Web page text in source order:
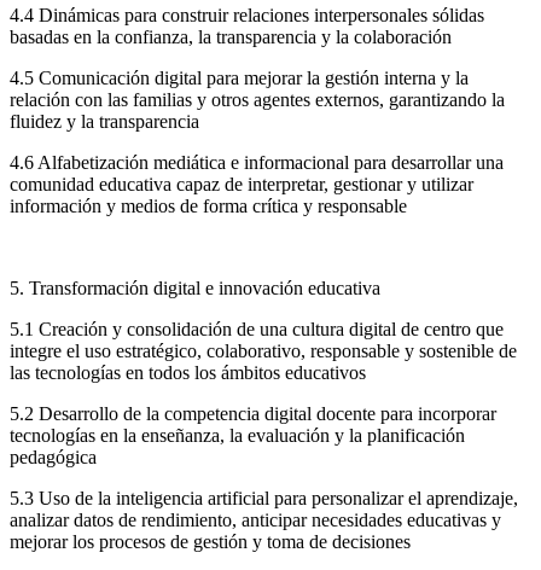
4.4 Dinámicas para construir relaciones interpersonales sólidas
basadas en la confianza, la transparencia y la colaboración
4.5 Comunicación digital para mejorar la gestión interna y la
relación con las familias y otros agentes externos, garantizando la
fluidez y la transparencia
4.6 Alfabetización mediática e informacional para desarrollar una
comunidad educativa capaz de interpretar, gestionar y utilizar
información y medios de forma crítica y responsable
5. Transformación digital e innovación educativa
5.1 Creación y consolidación de una cultura digital de centro que
integre el uso estratégico, colaborativo, responsable y sostenible de
las tecnologías en todos los ámbitos educativos
5.2 Desarrollo de la competencia digital docente para incorporar
tecnologías en la enseñanza, la evaluación y la planificación
pedagógica
5.3 Uso de la inteligencia artificial para personalizar el aprendizaje,
analizar datos de rendimiento, anticipar necesidades educativas y
mejorar los procesos de gestión y toma de decisiones